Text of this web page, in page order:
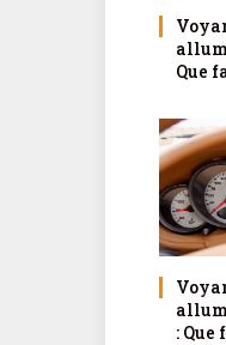
Que
: Que